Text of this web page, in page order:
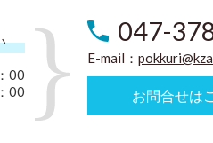
00
00
047-
E-mail：
お問合せは